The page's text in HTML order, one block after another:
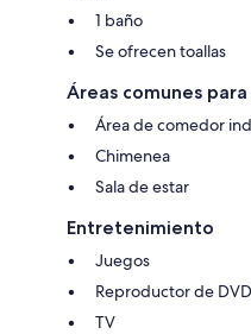
1 baño
Se ofrecen toallas
Áreas comunes
Área de comedor
Chimenea
Sala de estar
Entretenimiento
Juegos
Reproductor de DVD
TV